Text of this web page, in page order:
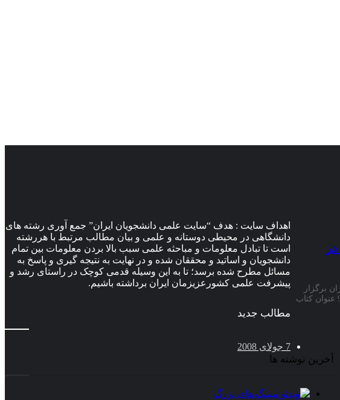
برگزار
می‌شود. بیش از 126327 عنوان کتاب الکترونیک (9742 عنوان کتاب
آخرین نوشته ها
اهداف سایت : هدف “سایت علمی دانشجویان ایران” جمع آوری رشته های
دانشگاهی در محیطی دوستانه و علمی و بیان مطالب مرتبط با هررشته
است تا تبادل معلومات و مباحثه علمی سبب بالا بردن معلومات بین تمام
دانشجویان و اساتید و محققان شده و در نهایت به نتیجه گیری و پاسخ به
مسائل مطرح شده برسد؛ تا به این وسیله قدمی کوچک در راستای رشد و
پیشرفت علمی کشورعزیزمان ایران برداشته باشیم.
مطالب جدید
7 جولای 2008